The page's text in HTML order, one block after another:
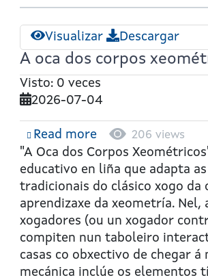
Visualizar Descargar
A oca dos corpos
Visto: 0 veces
2026-07-04
Read moreabout
A
oca
dos
corpos
xeométricos
206 views
"A Oca dos Corpos
educativo en liña que adapta
tradicionais do clásico xogo da
aprendizaxe da xeometría. Nel,
xogadores (ou un xogador
compiten nun taboleiro
casas co obxectivo de chegar á
mecánica inclúe os elementos